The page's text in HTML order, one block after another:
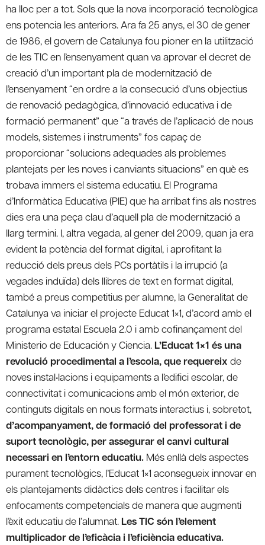
ha lloc per a tot. Sols que la nova incorporació tecnològica
ens potencia les anteriors. Ara fa 25 anys, el 30 de gener
de 1986, el govern de Catalunya fou pioner en la utilització
de les TIC en l’ensenyament quan va aprovar el decret de
creació d’un important pla de modernització de
l’ensenyament “en ordre a la consecució d’uns objectius
de renovació pedagògica, d’innovació educativa i de
formació permanent” que “a través de l’aplicació de nous
models, sistemes i instruments” fos capaç de
proporcionar “solucions adequades als problemes
plantejats per les noves i canviants situacions” en què es
trobava immers el sistema educatiu. El Programa
d’Informàtica Educativa (PIE) que ha arribat fins als nostres
dies era una peça clau d’aquell pla de modernització a
llarg termini. I, altra vegada, al gener del 2009, quan ja era
evident la potència del format digital, i aprofitant la
reducció dels preus dels PCs portàtils i la irrupció (a
vegades induïda) dels llibres de text en format digital,
també a preus competitius per alumne, la Generalitat de
Catalunya va iniciar el projecte Educat 1×1, d’acord amb el
programa estatal Escuela 2.0 i amb cofinançament del
Ministerio de Educación y Ciencia. L’Educat 1×1 és una
revolució procedimental a l’escola, que requereix de
noves instal•lacions i equipaments a l’edifici escolar, de
connectivitat i comunicacions amb el món exterior, de
continguts digitals en nous formats interactius i, sobretot,
d’acompanyament, de formació del professorat i de
suport tecnològic, per assegurar el canvi cultural
necessari en l’entorn educatiu. Més enllà dels aspectes
purament tecnològics, l’Educat 1×1 aconsegueix innovar en
els plantejaments didàctics dels centres i facilitar els
enfocaments competencials de manera que augmenti
l’èxit educatiu de l’alumnat. Les TIC són l’element
multiplicador de l’eficàcia i l’eficiència educativa.